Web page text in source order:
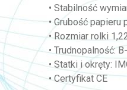
• Stabilność
• Grubość papieru
• Rozmiar rolki
• Trudnopalność:
• Statki i okręty:
• Certyfikat CE